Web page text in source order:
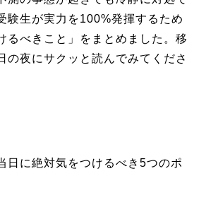
験生が実力を100%発揮するため
るべきこと」をまとめました。移
の夜にサクッと読んでみてくださ
日に絶対気をつけるべき5つのポ